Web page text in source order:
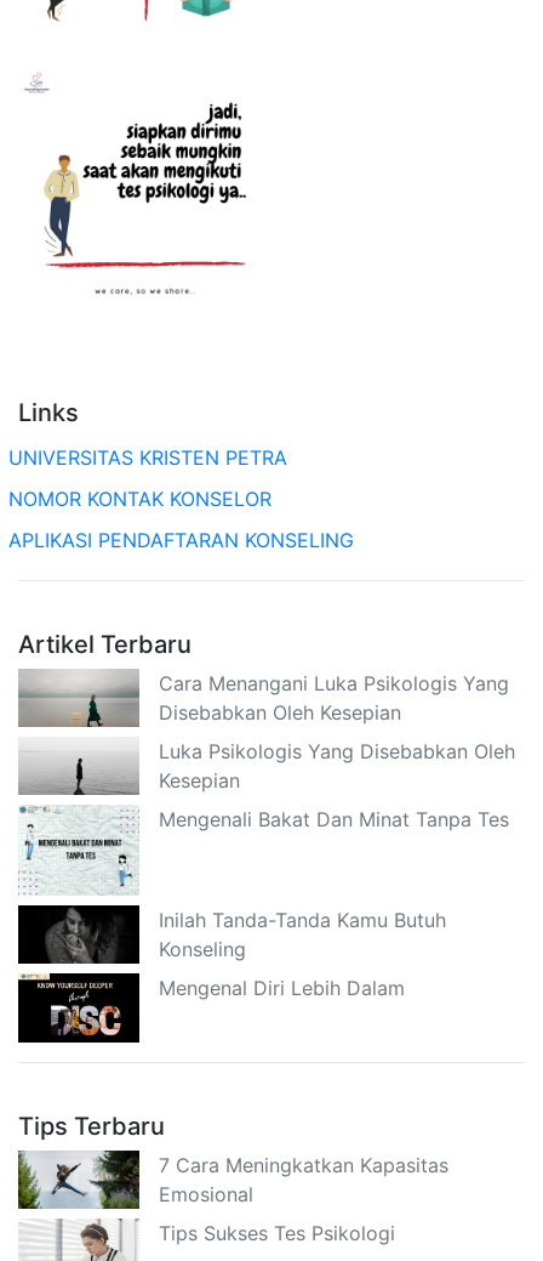
Links
UNIVERSITAS KRISTEN PETRA
NOMOR KONTAK KONSELOR
APLIKASI PENDAFTARAN KONSELING
Artikel Terbaru
Cara Menangani Luka Psikologis Yang
Disebabkan Oleh Kesepian
Luka Psikologis Yang Disebabkan Oleh
Kesepian
Mengenali Bakat Dan Minat Tanpa Tes
Inilah Tanda-Tanda Kamu Butuh
Konseling
Mengenal Diri Lebih Dalam
Tips Terbaru
7 Cara Meningkatkan Kapasitas
Emosional
Tips Sukses Tes Psikologi